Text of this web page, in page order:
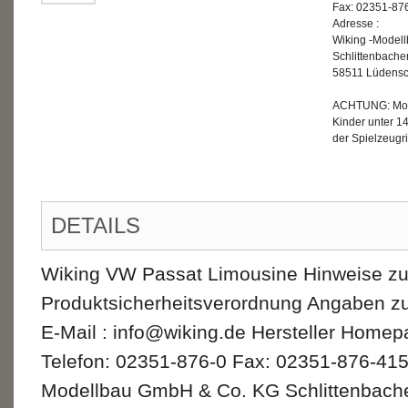
Fax: 02351-
Adresse :
Wiking -
58511
ACHTUNG:
Kinder unter
der
DETAILS
Wiking VW Passat Limousine Hinweise
Produktsicherheitsverordnung Angaben
E-Mail : info@wiking.de Hersteller
Telefon: 02351-876-0 Fax: 02351-876-
Modellbau GmbH & Co. KG